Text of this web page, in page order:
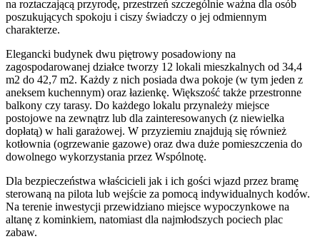
na roztaczającą przyrodę, przestrzeń szczególnie ważna dla osób
poszukujących spokoju i ciszy świadczy o jej odmiennym
charakterze.
Elegancki budynek dwu piętrowy posadowiony na
zagospodarowanej działce tworzy 12 lokali mieszkalnych od 34,4
m2 do 42,7 m2. Każdy z nich posiada dwa pokoje (w tym jeden z
aneksem kuchennym) oraz łazienkę. Większość także przestronne
balkony czy tarasy. Do każdego lokalu przynależy miejsce
postojowe na zewnątrz lub dla zainteresowanych (z niewielka
dopłatą) w hali garażowej. W przyziemiu znajdują się również
kotłownia (ogrzewanie gazowe) oraz dwa duże pomieszczenia do
dowolnego wykorzystania przez Wspólnotę.
Dla bezpieczeństwa właścicieli jak i ich gości wjazd przez bramę
sterowaną na pilota lub wejście za pomocą indywidualnych kodów.
Na terenie inwestycji przewidziano miejsce wypoczynkowe na
altanę z kominkiem, natomiast dla najmłodszych pociech plac
zabaw.